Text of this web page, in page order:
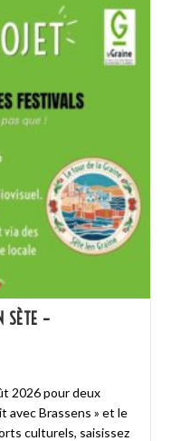
SÈTE –
2026 pour deux
avec Brassens » et le
culturels, saisissez